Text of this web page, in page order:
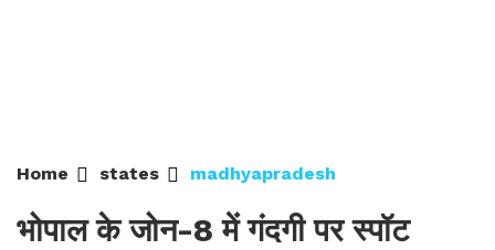
Home states madhyapradesh
भोपाल के जोन-8 में गंदगी पर स्पॉट